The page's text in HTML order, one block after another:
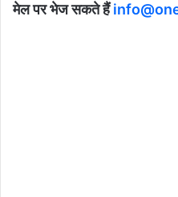
मेल पर भेज सकते हैं